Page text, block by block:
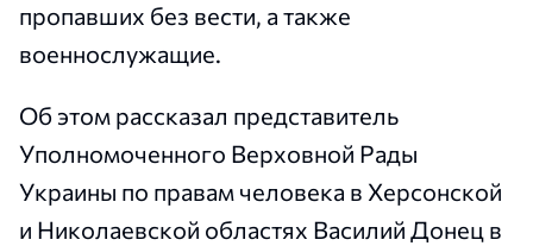
пропавших без вести, а также
военнослужащие.
Об этом рассказал представитель
Уполномоченного Верховной Рады
Украины по правам человека в Херсонской
и Николаевской областях Василий Донец в